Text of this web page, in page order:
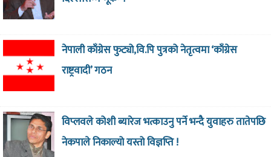
नेपाली काँग्रेस फुट्यो,वि.पि पुत्रको नेतृत्वमा ‘काँग्रेस
राष्ट्रवादी’ गठन
विप्लवले कोशी ब्यारेज भत्काउनु पर्ने भन्दै युवाहरु तातेपछि
नेकपाले निकाल्यो यस्तो विज्ञप्ति !